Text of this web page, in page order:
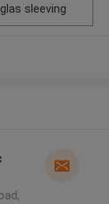
sleeving